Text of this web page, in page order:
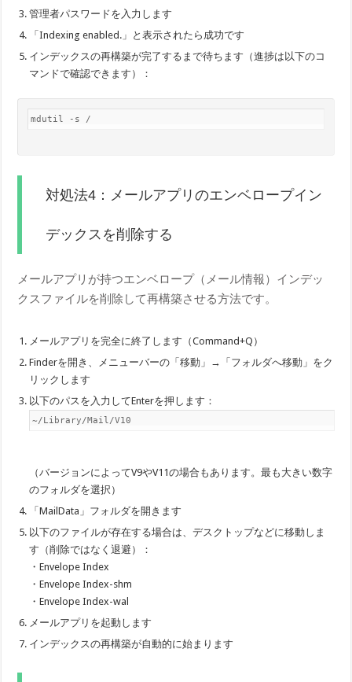
管理者パスワードを入力します
「Indexing enabled.」と表示されたら成功です
インデックスの再構築が完了するまで待ちます（進捗は以下のコ
マンドで確認できます）：
mdutil -s /
対処法4：メールアプリのエンベロープイン
デックスを削除する
メールアプリが持つエンベロープ（メール情報）インデッ
クスファイルを削除して再構築させる方法です。
メールアプリを完全に終了します（Command+Q）
Finderを開き、メニューバーの「移動」→「フォルダへ移動」をク
リックします
以下のパスを入力してEnterを押します：
~/Library/Mail/V10
（バージョンによってV9やV11の場合もあります。最も大きい数字
のフォルダを選択）
「MailData」フォルダを開きます
以下のファイルが存在する場合は、デスクトップなどに移動しま
す（削除ではなく退避）：
・Envelope Index
・Envelope Index-shm
・Envelope Index-wal
メールアプリを起動します
インデックスの再構築が自動的に始まります